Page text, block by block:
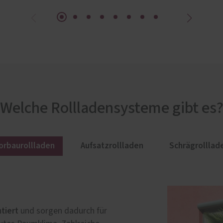
Welche Rollladensysteme gibt es?
Aufsatzrollladen
und sorgen dadurch für
und kann so bündig in
verbaut haben, dann